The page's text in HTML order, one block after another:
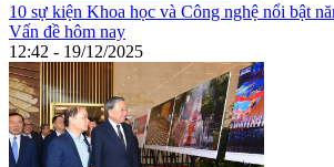
10 sự kiện Khoa học và Công nghệ nổi bật
Vấn đề hôm nay
12:42 - 19/12/2025